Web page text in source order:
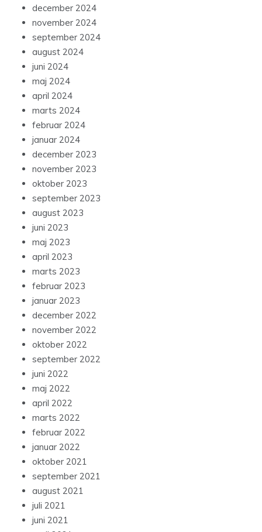
december 2024
november 2024
september 2024
august 2024
juni 2024
maj 2024
april 2024
marts 2024
februar 2024
januar 2024
december 2023
november 2023
oktober 2023
september 2023
august 2023
juni 2023
maj 2023
april 2023
marts 2023
februar 2023
januar 2023
december 2022
november 2022
oktober 2022
september 2022
juni 2022
maj 2022
april 2022
marts 2022
februar 2022
januar 2022
oktober 2021
september 2021
august 2021
juli 2021
juni 2021